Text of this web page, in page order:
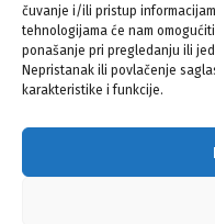
čuvanje i/ili pristup
tehnologijama će nam
ponašanje pri pregledanju ili
Nepristanak ili povlačenje
karakteristike i funkcije.
Mimohod za žrtve
na